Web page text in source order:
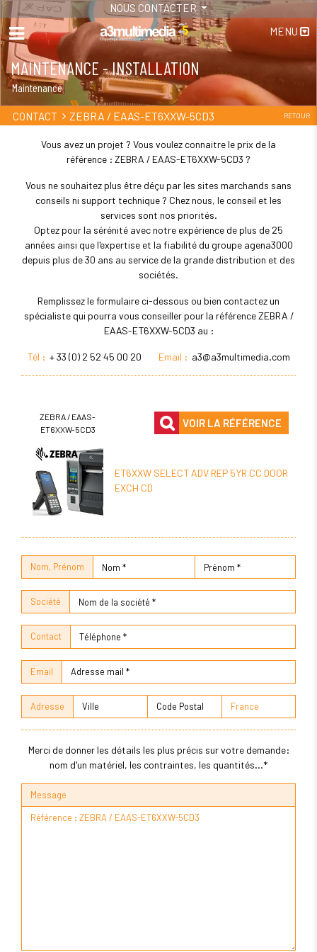
NOUS CONTACTER
MENU
MAINTENANCE - INSTALLATION
Maintenance
CONTACT ZEBRA / EAAS-ET6XXW-5CD3 RETOUR
Vous avez un projet ? Vous voulez connaitre le prix de la
référence : ZEBRA / EAAS-ET6XXW-5CD3 ?
Vous ne souhaitez plus être déçu par les sites marchands sans
conseils ni support technique ? Chez nous, le conseil et les
services sont nos priorités.
Optez pour la sérénité avec notre expérience de plus de 25
années ainsi que l'expertise et la fiabilité du groupe agena3000
depuis plus de 30 ans au service de la grande distribution et des
sociétés.
Remplissez le formulaire ci-dessous ou bien contactez un
spécialiste qui pourra vous conseiller pour la référence ZEBRA /
EAAS-ET6XXW-5CD3 au :
Tél : + 33 (0) 2 52 45 00 20 Email : a3@a3multimedia.com
ZEBRA / EAAS-
ET6XXW-5CD3
VOIR LA RÉFÉRENCE
ET6XXW SELECT ADV REP 5YR CC DOOR
EXCH CD
Nom, Prénom
Société
Contact
Email
Adresse
Merci de donner les détails les plus précis sur votre demande:
nom d'un matériel, les contraintes, les quantités...*
Message